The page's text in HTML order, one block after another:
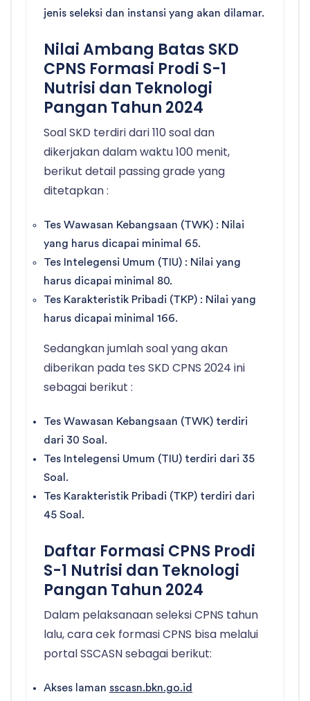
jenis seleksi dan instansi yang akan dilamar.
Nilai Ambang Batas SKD
CPNS Formasi Prodi S-1
Nutrisi dan Teknologi
Pangan Tahun 2024
Soal SKD terdiri dari 110 soal dan
dikerjakan dalam waktu 100 menit,
berikut detail passing grade yang
ditetapkan :
Tes Wawasan Kebangsaan (TWK) : Nilai
yang harus dicapai minimal 65.
Tes Intelegensi Umum (TIU) : Nilai yang
harus dicapai minimal 80.
Tes Karakteristik Pribadi (TKP) : Nilai yang
harus dicapai minimal 166.
Sedangkan jumlah soal yang akan
diberikan pada tes SKD CPNS 2024 ini
sebagai berikut :
Tes Wawasan Kebangsaan (TWK) terdiri
dari 30 Soal.
Tes Intelegensi Umum (TIU) terdiri dari 35
Soal.
Tes Karakteristik Pribadi (TKP) terdiri dari
45 Soal.
Daftar Formasi CPNS Prodi
S-1 Nutrisi dan Teknologi
Pangan Tahun 2024
Dalam pelaksanaan seleksi CPNS tahun
lalu, cara cek formasi CPNS bisa melalui
portal SSCASN sebagai berikut:
Akses laman sscasn.bkn.go.id